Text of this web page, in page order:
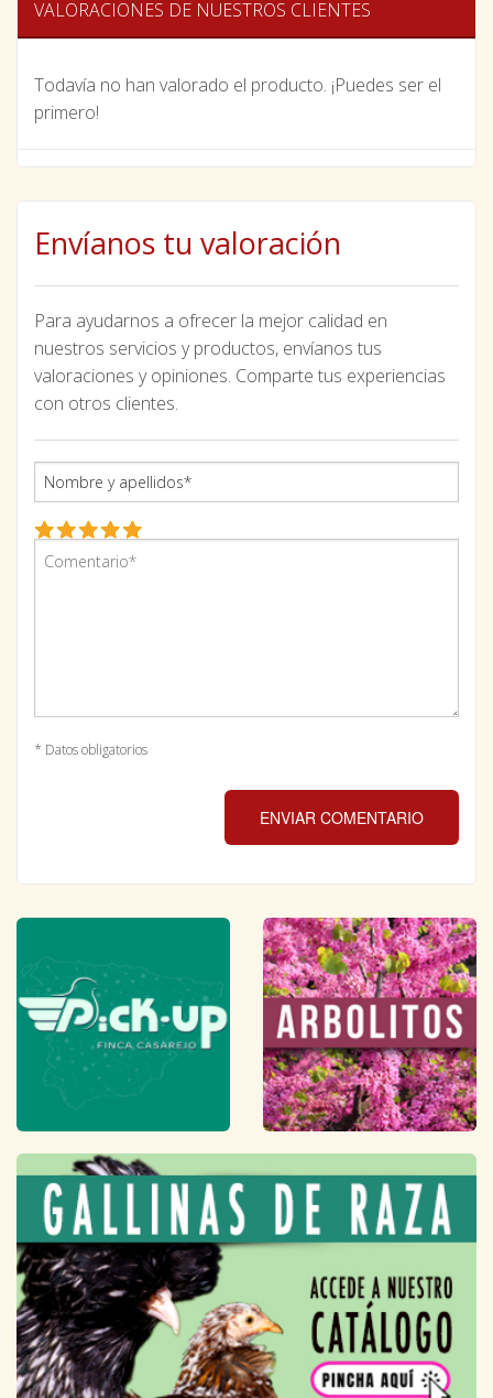
VALORACIONES DE NUESTROS CLIENTES
Todavía no han valorado el producto. ¡Puedes ser el
primero!
Envíanos tu valoración
Para ayudarnos a ofrecer la mejor calidad en
nuestros servicios y productos, envíanos tus
valoraciones y opiniones. Comparte tus experiencias
con otros clientes.
* Datos obligatorios
ENVIAR COMENTARIO